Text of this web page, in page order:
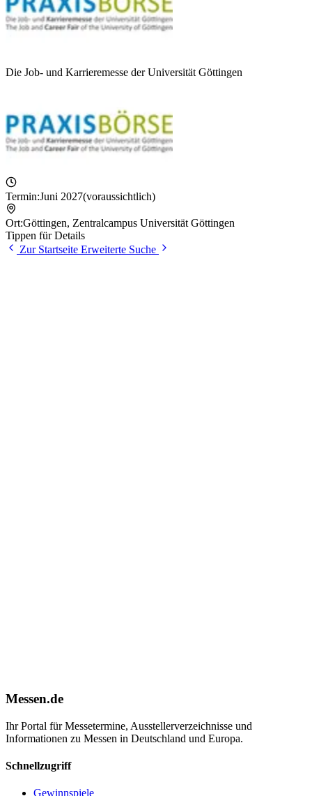
Die Job- und Karrieremesse der Universität Göttingen
Termin:Juni 2027(voraussichtlich)
Ort:Göttingen, Zentralcampus Universität Göttingen
Tippen für Details
Zur Startseite Erweiterte Suche
Messen.de
Ihr Portal für Messetermine, Ausstellerverzeichnisse und
Informationen zu Messen in Deutschland und Europa.
Schnellzugriff
Gewinnspiele